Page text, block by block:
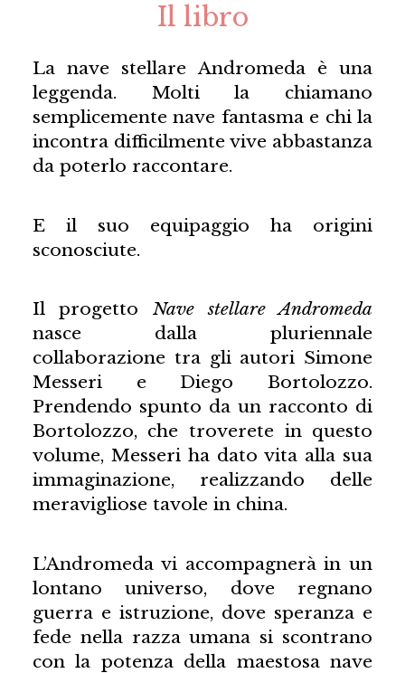
Il libro
La nave stellare Andromeda è una
leggenda. Molti la chiamano
semplicemente nave fantasma e chi la
incontra difficilmente vive abbastanza
da poterlo raccontare.
E il suo equipaggio ha origini
sconosciute.
Il progetto Nave stellare Andromeda
nasce dalla pluriennale
collaborazione tra gli autori Simone
Messeri e Diego Bortolozzo.
Prendendo spunto da un racconto di
Bortolozzo, che troverete in questo
volume, Messeri ha dato vita alla sua
immaginazione, realizzando delle
meravigliose tavole in china.
L’Andromeda vi accompagnerà in un
lontano universo, dove regnano
guerra e istruzione, dove speranza e
fede nella razza umana si scontrano
con la potenza della maestosa nave